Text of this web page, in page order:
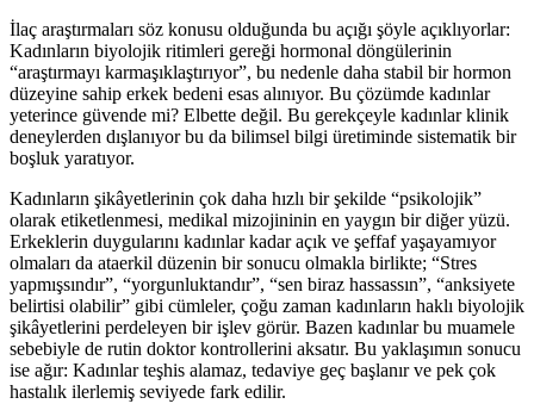
İlaç araştırmaları söz konusu olduğunda bu açığı şöyle açıklıyorlar:
Kadınların biyolojik ritimleri gereği hormonal döngülerinin
“araştırmayı karmaşıklaştırıyor”, bu nedenle daha stabil bir hormon
düzeyine sahip erkek bedeni esas alınıyor. Bu çözümde kadınlar
yeterince güvende mi? Elbette değil. Bu gerekçeyle kadınlar klinik
deneylerden dışlanıyor bu da bilimsel bilgi üretiminde sistematik bir
boşluk yaratıyor.
Kadınların şikâyetlerinin çok daha hızlı bir şekilde “psikolojik”
olarak etiketlenmesi, medikal mizojininin en yaygın bir diğer yüzü.
Erkeklerin duygularını kadınlar kadar açık ve şeffaf yaşayamıyor
olmaları da ataerkil düzenin bir sonucu olmakla birlikte; “Stres
yapmışsındır”, “yorgunluktandır”, “sen biraz hassassın”, “anksiyete
belirtisi olabilir” gibi cümleler, çoğu zaman kadınların haklı biyolojik
şikâyetlerini perdeleyen bir işlev görür. Bazen kadınlar bu muamele
sebebiyle de rutin doktor kontrollerini aksatır. Bu yaklaşımın sonucu
ise ağır: Kadınlar teşhis alamaz, tedaviye geç başlanır ve pek çok
hastalık ilerlemiş seviyede fark edilir.